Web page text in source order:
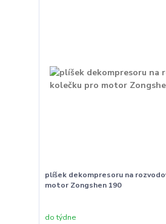
plíšek dekompresoru na
motor Zongshen 190
do týdne